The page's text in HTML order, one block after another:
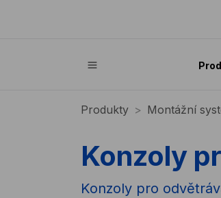
Produkty Montážní
Konzoly
Konzoly pro